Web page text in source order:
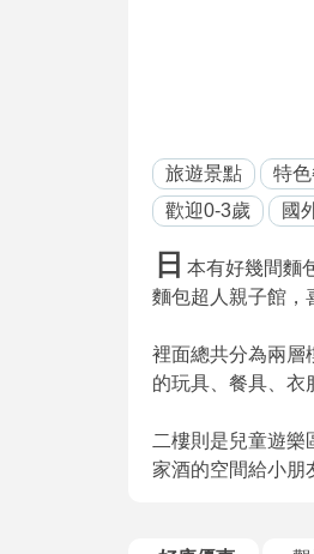
旅遊景點 特
歡迎0-3歲
國
日 本有好幾間麵
麵包超人親子館，
裡面總共分為兩層
的玩具、餐具、衣
二樓則是兒童遊
家酒的空間給小朋